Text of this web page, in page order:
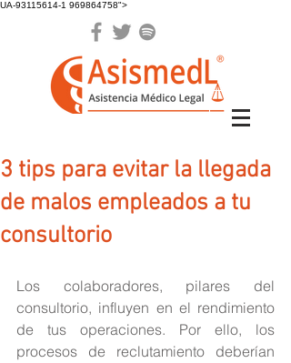
UA-93115614-1 969864758">
3 tips para evitar la llegada
de malos empleados a tu
consultorio
Los colaboradores, pilares del
consultorio, influyen en el rendimiento
de tus operaciones. Por ello, los
procesos de reclutamiento deberían